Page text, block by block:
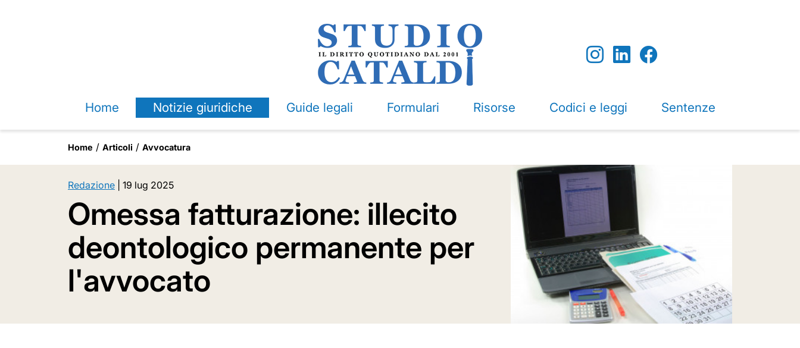
Home Notizie giuridiche Guide legali Formulari Risorse Codici e leggi Sentenze
Home Articoli Avvocatura
Redazione 19 lug 2025
Omessa fatturazione: illecito
deontologico permanente per
l'avvocato